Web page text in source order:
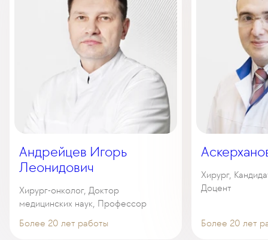
Андрейцев Игорь
Леонидович
Хирург-онколог, Доктор
медицинских наук, Профессор
Более 20 лет работы
Хирург,
Доцент
Более 20 лет